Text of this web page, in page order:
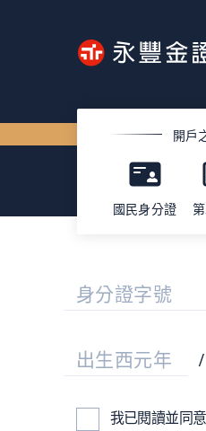
開戶
國民身分證
身分證字號
出生西元年 /
我已閱讀並同意